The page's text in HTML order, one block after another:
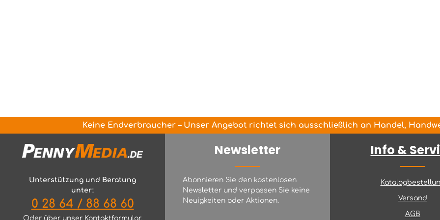
Keine Endverbraucher – Unser Angebot richtet sich ausschließlich an Handel,
Unterstützung und Beratung
unter:
0 28 64 / 88 68 60
Oder über unser Kontaktformular.
Newsletter
Abonnieren Sie den kostenlosen
Newsletter und verpassen Sie keine
Neuigkeiten oder Aktionen.
Info &
Versand
AGB